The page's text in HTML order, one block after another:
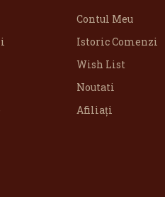
Contul Meu
Istoric Comenzi
Wish List
Noutati
Afiliaţi